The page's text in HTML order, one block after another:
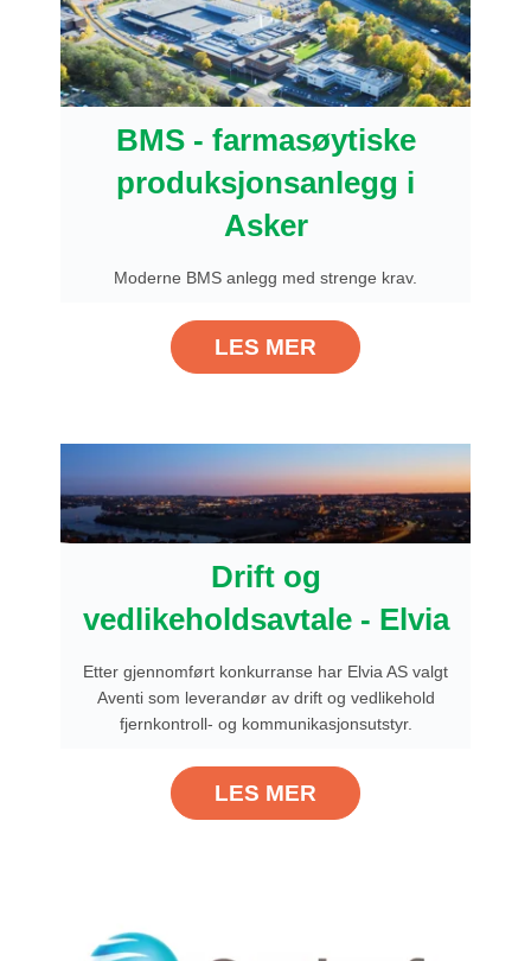
BMS - farmasøytiske
produksjonsanlegg i
Asker
Moderne BMS anlegg med strenge krav.
LES MER
Drift og
vedlikeholdsavtale - Elvia
Etter gjennomført konkurranse har Elvia AS valgt
Aventi som leverandør av drift og vedlikehold
fjernkontroll- og kommunikasjonsutstyr.
LES MER